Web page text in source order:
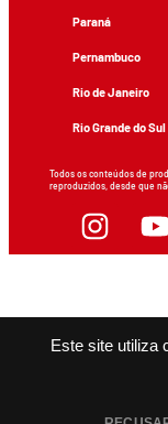
Este site utiliza
Paraná
Pernambuco
Rio de Janeiro
Rio Grande do Sul
Todos os conteúdos de
reproduzidos, desde que